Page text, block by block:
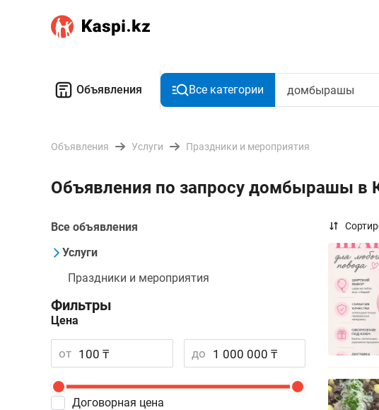
Объявления Все категории
Объявления Услуги Праздники и мероприятия
Объявления по запросу домбырашы в
Все объявления
Услуги
Праздники и мероприятия
Фильтры
Цена
от до
Договорная цена